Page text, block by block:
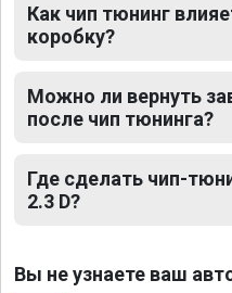
Как чип тюнинг
коробку?
Можно ли вернуть
после чип тюнинга?
Где сделать чип-
2.3 D?
Вы не узнаете ваш